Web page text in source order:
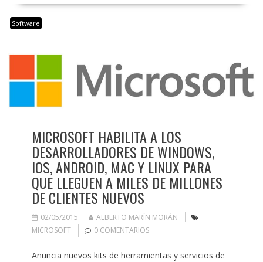
Software
MICROSOFT HABILITA A LOS
DESARROLLADORES DE WINDOWS,
IOS, ANDROID, MAC Y LINUX PARA
QUE LLEGUEN A MILES DE MILLONES
DE CLIENTES NUEVOS
02/05/2015
ALBERTO MARÍN MORÁN
MICROSOFT
0 COMENTARIOS
Anuncia nuevos kits de herramientas y servicios de